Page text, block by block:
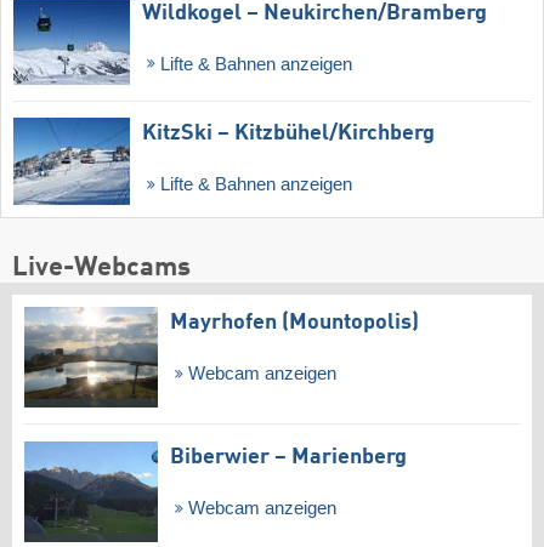
Wildkogel – Neukirchen/​Bramberg
Lifte & Bahnen anzeigen
KitzSki – Kitzbühel/​Kirchberg
Lifte & Bahnen anzeigen
Live-Webcams
Mayrhofen (Mountopolis)
Webcam anzeigen
Biberwier – Marienberg
Webcam anzeigen